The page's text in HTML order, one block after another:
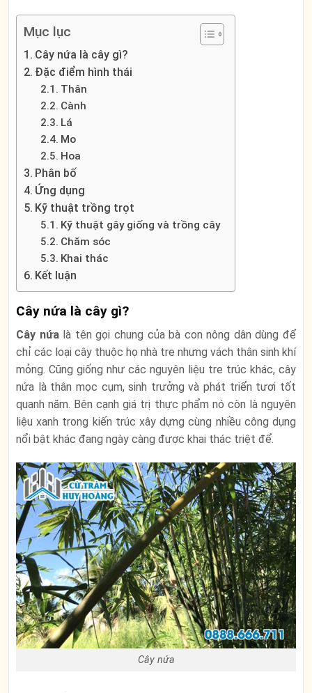
Mục lục
Cây nứa là cây gì?
Đặc điểm hình thái
Thân
Cành
Lá
Mo
Hoa
Phân bố
Ứng dụng
Kỹ thuật trồng trọt
Kỹ thuật gây giống và trồng cây
Chăm sóc
Khai thác
Kết luận
Cây nứa là cây gì?
Cây nứalà tên gọi chung của bà con nông dân dùng để
chỉ các loại cây thuộc họ nhà tre nhưng vách thân sinh khí
mỏng. Cũng giống như các nguyên liệu tre trúc khác, cây
nứa là thân mọc cụm, sinh trưởng và phát triển tươi tốt
quanh năm. Bên cạnh giá trị thực phẩm nó còn là nguyên
liệu xanh trong kiến trúc xây dựng cùng nhiều công dụng
nổi bật khác đang ngày càng được khai thác triệt để.
Cây nứa